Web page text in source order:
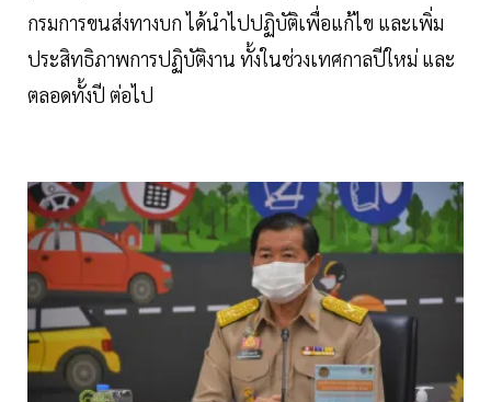
กรมการขนส่งทางบก ได้นำไปปฏิบัติเพื่อแก้ไข และเพิ่ม
ประสิทธิภาพการปฏิบัติงาน ทั้งในช่วงเทศกาลปีใหม่ และ
ตลอดทั้งปี ต่อไป